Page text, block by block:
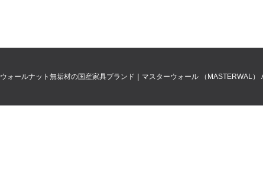
ウォールナット無垢材の国産家具ブランド｜マスターウォール （MASTERWAL）